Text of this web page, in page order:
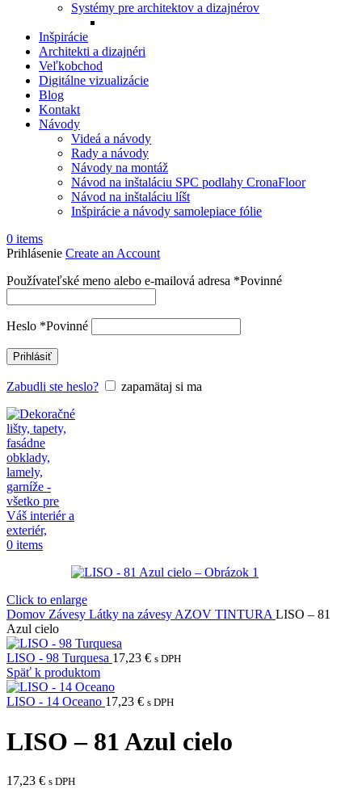
Systémy pre architektov a dizajnérov
Inšpirácie
Architekti a dizajnéri
Veľkobchod
Digitálne vizualizácie
Blog
Kontakt
Návody
Videá a návody
Rady a návody
Návody na montáž
Návod na inštaláciu SPC podlahy CronaFloor
Návod na inštaláciu líšt
Inšpirácie a návody samolepiace fólie
0 items
Prihlásenie Create an Account
Používateľské meno alebo e-mailová adresa *Povinné
Heslo *Povinné
Prihlásiť
Zabudli ste heslo? zapamätaj si ma
0 items
Click to enlarge
Domov Závesy Látky na závesy AZOV TINTURA LISO – 81
Azul cielo
LISO - 98 Turquesa 17,23 € s DPH
Späť k produktom
LISO - 14 Oceano 17,23 € s DPH
LISO – 81 Azul cielo
17,23 € s DPH